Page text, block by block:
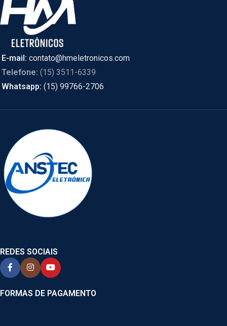
E-mail: contato@hmeletronicos.com
Telefone: (15) 3511-6339
Whatsapp: (15) 99766-2706
REDES SOCIAIS
FORMAS DE PAGAMENTO